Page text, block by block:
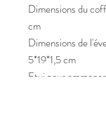
Dimensions du
cm
Dimensions de
5*19*1,5 cm
Etui pour